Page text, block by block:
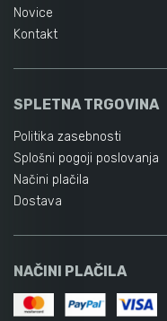
Novice
Kontakt
SPLETNA TRGOVINA
Politika zasebnosti
Splošni pogoji poslovanja
Načini plačila
Dostava
NAČINI PLAČILA